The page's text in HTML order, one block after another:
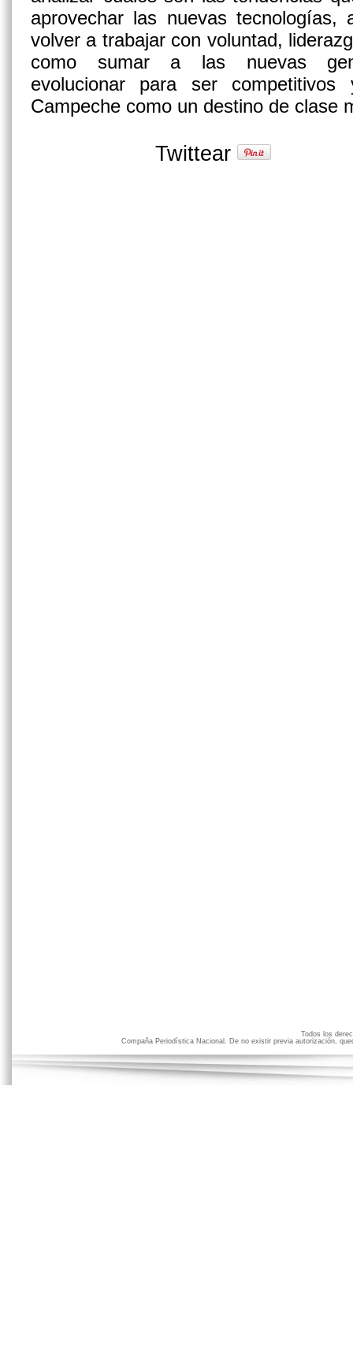
aprovechar las nuevas
volver a trabajar con voluntad,
como sumar a las nuevas
evolucionar para ser
Campeche como un destino de clase
Twittear
Todos los
Compaña Periodística Nacional. De no existir previa autorización,